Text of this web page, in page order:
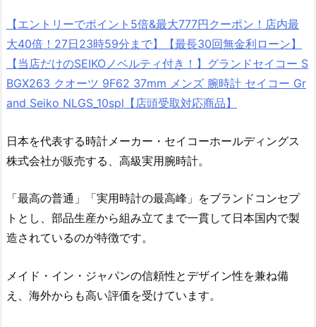
【エントリーでポイント5倍&最大777円クーポン！店内最
大40倍！27日23時59分まで】【最長30回無金利ローン】
【当店だけのSEIKOノベルティ付き！】グランドセイコー S
BGX263 クオーツ 9F62 37mm メンズ 腕時計 セイコー Gr
and Seiko NLGS_10spl【店頭受取対応商品】
日本を代表する時計メーカー・セイコーホールディングス
株式会社が販売する、高級実用腕時計。
「最高の普通」「実用時計の最高峰」をブランドコンセプ
トとし、部品生産から組み立てまで一貫して日本国内で製
造されているのが特徴です。
メイド・イン・ジャパンの信頼性とデザイン性を兼ね備
え、海外からも高い評価を受けています。